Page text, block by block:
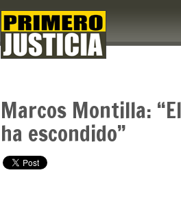
Marcos Montilla:
ha escondido”